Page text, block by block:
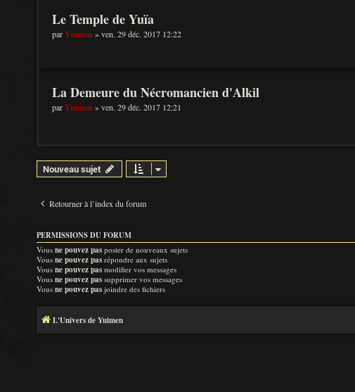
Le Temple de Yuïa
parYuimen» ven. 29 déc. 2017 12:22
La Demeure du Nécromancien d'Alkil
parYuimen» ven. 29 déc. 2017 12:21
Nouveau sujet
Retourner à l’index du forum
PERMISSIONS DU FORUM
Vous ne pouvez pas poster de nouveaux sujets
Vous ne pouvez pas répondre aux sujets
Vous ne pouvez pas modifier vos messages
Vous ne pouvez pas supprimer vos messages
Vous ne pouvez pas joindre des fichiers
L'Univers de Yuimen